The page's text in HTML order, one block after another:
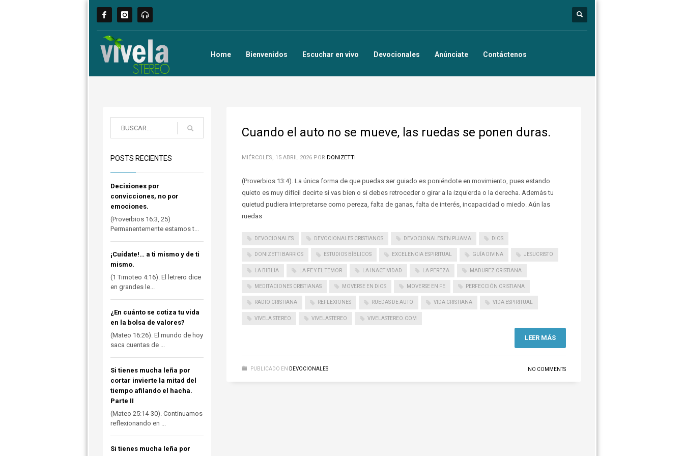
Home Bienvenidos Escuchar en vivo Devocionales Anúnciate Contáctenos
Cuando el auto no se mueve, las ruedas se ponen duras.
MIÉRCOLES, 15 ABRIL 2026 POR DONIZETTI
(Proverbios 13:4). La única forma de que puedas ser guiado es poniéndote en movimiento, pues estando
quieto es muy difícil decirte si vas bien o si debes retroceder o girar a la izquierda o la derecha. Además tu
quietud pudiera interpretarse como pereza, falta de ganas, falta de interés, incapacidad o miedo. Aún las
ruedas
DEVOCIONALES DEVOCIONALES CRISTIANOS DEVOCIONALES EN PIJAMA DIOS
DONIZETTI BARRIOS ESTUDIOS BÍBLICOS EXCELENCIA ESPIRITUAL GUÍA DIVINA JESUCRISTO
LA BIBLIA LA FE Y EL TEMOR LA INACTIVIDAD LA PEREZA MADUREZ CRISTIANA
MEDITACIONES CRISTIANAS MOVERSE EN DIOS MOVERSE EN FE PERFECCIÓN CRISTIANA
RADIO CRISTIANA REFLEXIONES RUEDAS DE AUTO VIDA CRISTIANA VIDA ESPIRITUAL
VIVELA STEREO VIVELASTEREO VIVELASTEREO.COM
LEER MÁS
PUBLICADO EN DEVOCIONALES NO COMMENTS
POSTS RECIENTES
Decisiones por
convicciones, no por
emociones.
(Proverbios 16:3, 25)
Permanentemente estamos t...
¡Cuídate!… a ti mismo y de ti
mismo.
(1 Timoteo 4:16). El letrero dice
en grandes le...
¿En cuánto se cotiza tu vida
en la bolsa de valores?
(Mateo 16:26). El mundo de hoy
saca cuentas de ...
Si tienes mucha leña por
cortar invierte la mitad del
tiempo afilando el hacha.
Parte II
(Mateo 25:14-30). Continuamos
reflexionando en ...
Si tienes mucha leña por